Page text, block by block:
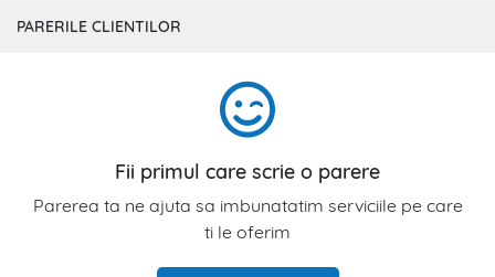
PARERILE CLIENTILOR
Fii primul care scrie o parere
Parerea ta ne ajuta sa imbunatatim serviciile pe care
ti le oferim